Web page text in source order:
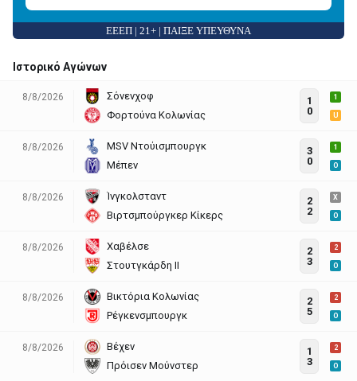
ΕΕΕΠ | 21+ | ΠΑΙΞΕ ΥΠΕΥΘΥΝΑ
Ιστορικό Αγώνων
8/8/2026
Σόνενχοφ
Φορτούνα Κολωνίας
1
0
1
U
8/8/2026
MSV Ντούισμπουργκ
Μέπεν
3
0
1
O
8/8/2026
Ίνγκολσταντ
Βιρτσμπούργκερ Κίκερς
2
2
X
O
8/8/2026
Χαβέλσε
Στουτγκάρδη II
2
3
2
O
8/8/2026
Βικτόρια Κολωνίας
Ρέγκενσμπουργκ
2
5
2
O
8/8/2026
Βέχεν
Πρόισεν Μούνστερ
1
3
2
O